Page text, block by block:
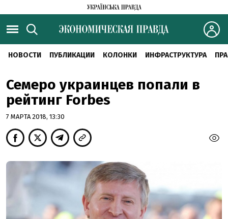
НОВОСТИ ПУБЛИКАЦИИ КОЛОНКИ ИНФРАСТРУКТУРА
Семеро украинцев попали в
рейтинг Forbes
7 МАРТА 2018, 13:30